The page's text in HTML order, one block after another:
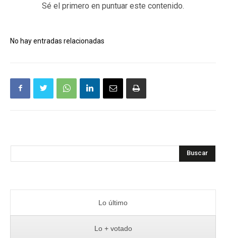
Sé el primero en puntuar este contenido.
No hay entradas relacionadas
Buscar
Lo último
Lo + votado